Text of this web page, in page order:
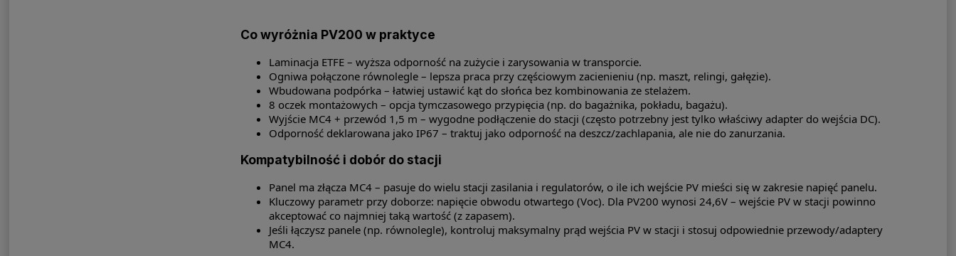
Co wyróżnia PV200 w praktyce
Laminacja ETFE – wyższa odporność na zużycie i zarysowania w transporcie.
Ogniwa połączone równolegle – lepsza praca przy częściowym zacienieniu (np. maszt, relingi, gałęzie).
Wbudowana podpórka – łatwiej ustawić kąt do słońca bez kombinowania ze stelażem.
8 oczek montażowych – opcja tymczasowego przypięcia (np. do bagażnika, pokładu, bagażu).
Wyjście MC4 + przewód 1,5 m – wygodne podłączenie do stacji (często potrzebny jest tylko właściwy adapter do wejścia DC).
Odporność deklarowana jako IP67 – traktuj jako odporność na deszcz/zachlapania, ale nie do zanurzania.
Kompatybilność i dobór do stacji
Panel ma złącza MC4 – pasuje do wielu stacji zasilania i regulatorów, o ile ich wejście PV mieści się w zakresie napięć panelu.
Kluczowy parametr przy doborze: napięcie obwodu otwartego (Voc). Dla PV200 wynosi 24,6V – wejście PV w stacji powinno
akceptować co najmniej taką wartość (z zapasem).
Jeśli łączysz panele (np. równolegle), kontroluj maksymalny prąd wejścia PV w stacji i stosuj odpowiednie przewody/adaptery
MC4.